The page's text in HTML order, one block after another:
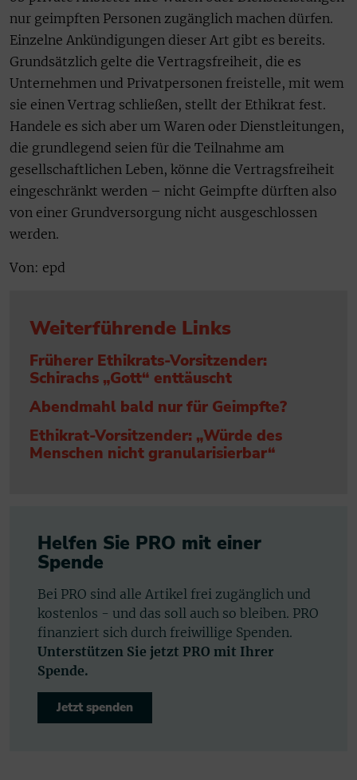
nur geimpften Personen zugänglich machen dürfen.
Einzelne Ankündigungen dieser Art gibt es bereits.
Grundsätzlich gelte die Vertragsfreiheit, die es
Unternehmen und Privatpersonen freistelle, mit wem
sie einen Vertrag schließen, stellt der Ethikrat fest.
Handele es sich aber um Waren oder Dienstleitungen,
die grundlegend seien für die Teilnahme am
gesellschaftlichen Leben, könne die Vertragsfreiheit
eingeschränkt werden – nicht Geimpfte dürften also
von einer Grundversorgung nicht ausgeschlossen
werden.
Von: epd
Weiterführende Links
Früherer Ethikrats-Vorsitzender:
Schirachs „Gott“ enttäuscht
Abendmahl bald nur für Geimpfte?
Ethikrat-Vorsitzender: „Würde des
Menschen nicht granularisierbar“
Helfen Sie PRO mit einer
Spende
Bei PRO sind alle Artikel frei zugänglich und
kostenlos - und das soll auch so bleiben. PRO
finanziert sich durch freiwillige Spenden.
Unterstützen Sie jetzt PRO mit Ihrer
Spende.
Jetzt spenden